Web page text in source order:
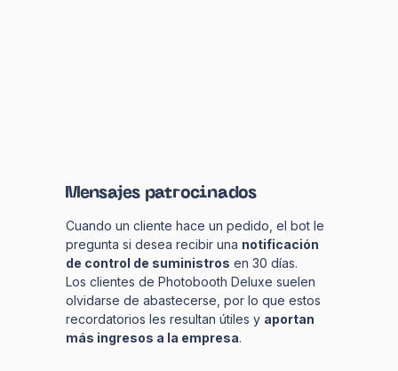
Mensajes patrocinados
Cuando un cliente hace un pedido, el bot le
pregunta si desea recibir una notificación
de control de suministros en 30 días.
Los clientes de Photobooth Deluxe suelen
olvidarse de abastecerse, por lo que estos
recordatorios les resultan útiles y aportan
más ingresos a la empresa.